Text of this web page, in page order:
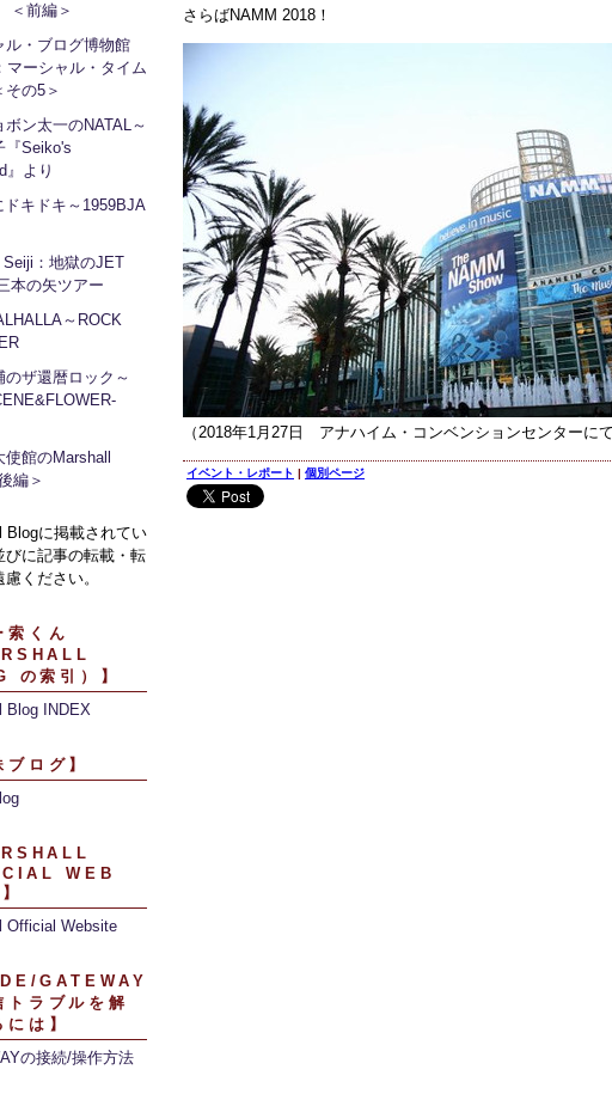
＜前編＞
ル・ブログ博物館
マーシャル・タイム
その5＞
ボン太一のNATAL～
『Seiko's
』より
ドキドキ～1959BJA
Seiji：地獄のJET
本の矢ツアー
～ROCK
のザ還暦ロック～
使館のMarshall
編＞
Blogに掲載されてい
びに記事の転載・転
ください。
索くん
の索引）】
Blog INDEX
ブログ】
WEB
Official Website
GATEWAY
トラブルを解
は】
の接続/操作方法
さらばNAMM 2018！
（2018年1月27日 アナハイム・コンベンションセンターに
イベント・レポート | 個別ページ